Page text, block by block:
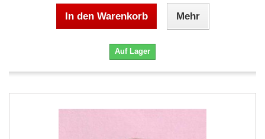
In den Warenkorb Mehr
Auf Lager